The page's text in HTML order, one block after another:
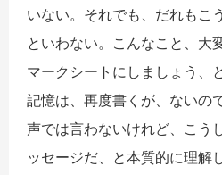
いない。それでも、だれもこ
といわない。こんなこと、大
マークシートにしましょう、
記憶は、再度書くが、ないの
声では言わないけれど、こう
ッセージだ、と本質的に理解